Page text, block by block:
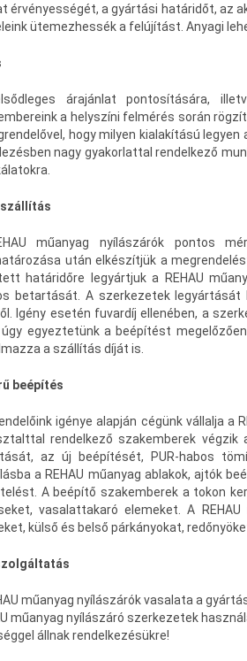
érvényességét, a gyártási határidőt, az
ütemezhessék a felújítást. Anyagi
árajánlat pontosítására,
a helyszíni felmérés során
hogy milyen kialakítású
nagy gyakorlattal rendelkező
műanyag nyílászárók pontos
után elkészítjük a
határidőre legyártjuk a REHAU
betartását. A szerkezetek
Igény esetén fuvardíj ellenében, a
egyeztetünk a beépítést
a szállítás díját is.
beépítés
igénye alapján cégünk vállalja
rendelkező szakemberek végzik
az új beépítését, PUR-habos
a REHAU műanyag ablakok, ajtók
A beépítő szakemberek a tokon
vasalattakaró elemeket. A
külső és belső párkányokat,
műanyag nyílászárók vasalata a
műanyag nyílászáró szerkezetek
állnak rendelkezésükre!